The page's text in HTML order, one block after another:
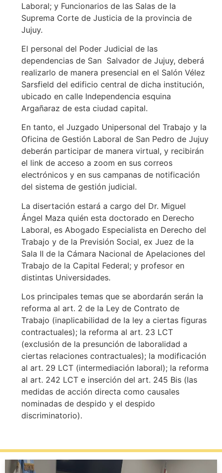
Laboral; y Funcionarios de las Salas de la
Suprema Corte de Justicia de la provincia de
Jujuy.
El personal del Poder Judicial de las
dependencias de San Salvador de Jujuy, deberá
realizarlo de manera presencial en el Salón Vélez
Sarsfield del edificio central de dicha institución,
ubicado en calle Independencia esquina
Argañaraz de esta ciudad capital.
En tanto, el Juzgado Unipersonal del Trabajo y la
Oficina de Gestión Laboral de San Pedro de Jujuy
deberán participar de manera virtual, y recibirán
el link de acceso a zoom en sus correos
electrónicos y en sus campanas de notificación
del sistema de gestión judicial.
La disertación estará a cargo del Dr. Miguel
Ángel Maza quién esta doctorado en Derecho
Laboral, es Abogado Especialista en Derecho del
Trabajo y de la Previsión Social, ex Juez de la
Sala II de la Cámara Nacional de Apelaciones del
Trabajo de la Capital Federal; y profesor en
distintas Universidades.
Los principales temas que se abordarán serán la
reforma al art. 2 de la Ley de Contrato de
Trabajo (inaplicabilidad de la ley a ciertas figuras
contractuales); la reforma al art. 23 LCT
(exclusión de la presunción de laboralidad a
ciertas relaciones contractuales); la modificación
al art. 29 LCT (intermediación laboral); la reforma
al art. 242 LCT e inserción del art. 245 Bis (las
medidas de acción directa como causales
nominadas de despido y el despido
discriminatorio).